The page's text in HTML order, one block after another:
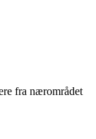
fra nærområdet